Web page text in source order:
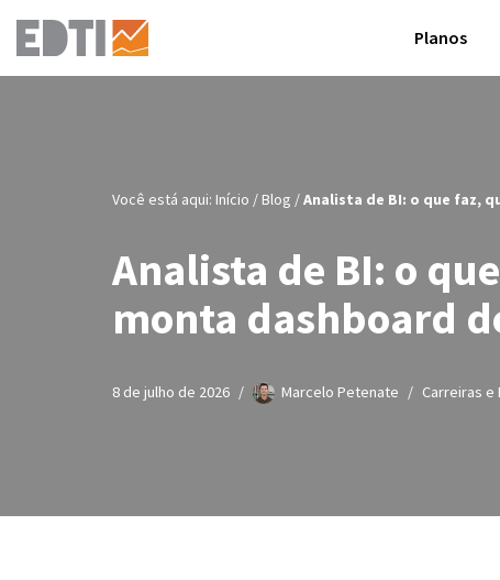
Pular
Planos
Você está aqui: Início / Blog /Analista de BI: o que faz,
Analista de BI: o
monta dashboard
8 de julho de 2026 Marcelo Petenate Carreiras